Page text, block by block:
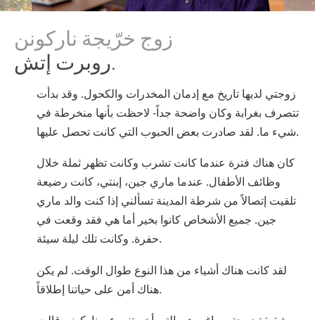
زوج خرّيجة ناركونن
روبرت إتش.
زوجتي لديها تاريخ مع إدمان المخدرات والكحول. وقد بدأت
تتصرف بغرابة وكان واضحة جداً- لاحظت بأنها منخرطة في
شيء ما. لقد صادرت بعض الحبوب التي كانت تحصل عليها.
كان هناك فترة عندما كانت تشرب وكانت تظهر ثملة خلال
وظائف الأطفال. عندما ماري جين، إبنتي، كانت رضيعة
تلقيت إتصالاً من شرطة المدينة تسألني إذا كنت والد ماري
جين. جميع الأشخاص كانوا بخير أما هي فقد وقعت في
حفرة. وكانت تلك ليلة سيئة.
لقد كانت هناك أشياء من هذا النوع طوال الوقت. لم يكن
هناك أمن على حياتنا إطلاقاً.